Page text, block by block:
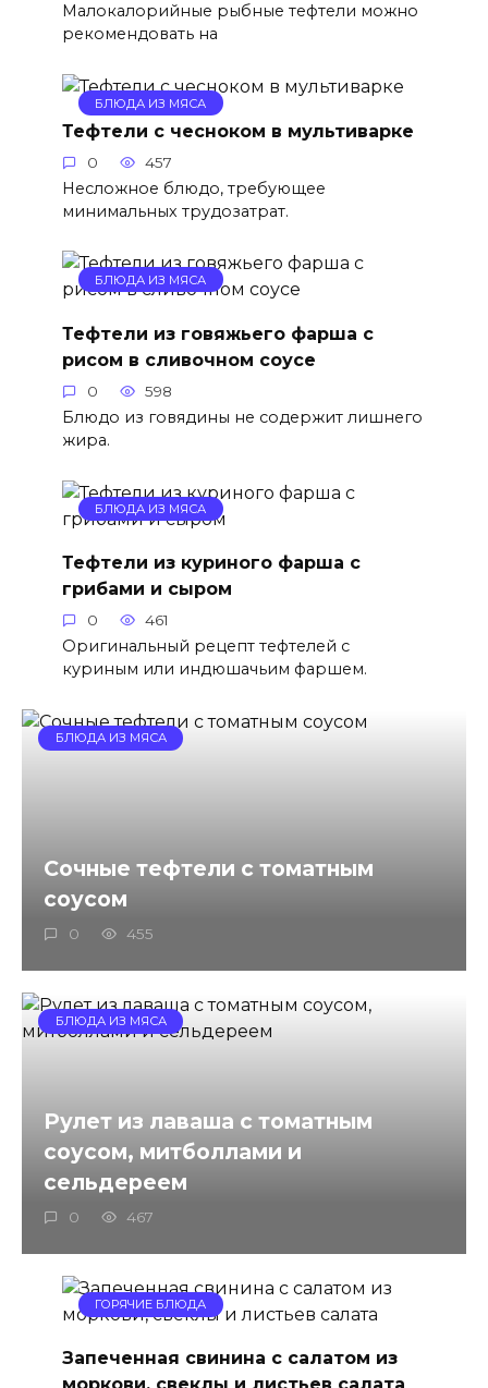
Малокалорийные рыбные тефтели можно
рекомендовать на
БЛЮДА ИЗ МЯСА
Тефтели с чесноком в мультиварке
0 457
Несложное блюдо, требующее
минимальных трудозатрат.
БЛЮДА ИЗ МЯСА
Тефтели из говяжьего фарша с
рисом в сливочном соусе
0 598
Блюдо из говядины не содержит лишнего
жира.
БЛЮДА ИЗ МЯСА
Тефтели из куриного фарша с
грибами и сыром
0 461
Оригинальный рецепт тефтелей с
куриным или индюшачьим фаршем.
БЛЮДА ИЗ МЯСА
Сочные тефтели с томатным
соусом
0 455
БЛЮДА ИЗ МЯСА
Рулет из лаваша с томатным
соусом, митболлами и
сельдереем
0 467
ГОРЯЧИЕ БЛЮДА
Запеченная свинина с салатом из